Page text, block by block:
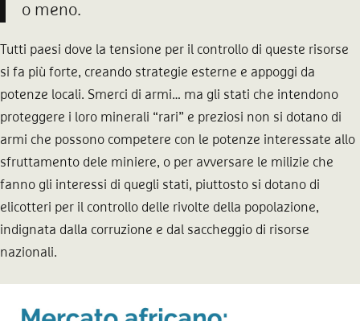
o meno.
Tutti paesi dove la tensione per il controllo di queste risorse
si fa più forte, creando strategie esterne e appoggi da
potenze locali. Smerci di armi… ma gli stati che intendono
proteggere i loro minerali “rari” e preziosi non si dotano di
armi che possono competere con le potenze interessate allo
sfruttamento dele miniere, o per avversare le milizie che
fanno gli interessi di quegli stati, piuttosto si dotano di
elicotteri per il controllo delle rivolte della popolazione,
indignata dalla corruzione e dal saccheggio di risorse
nazionali.